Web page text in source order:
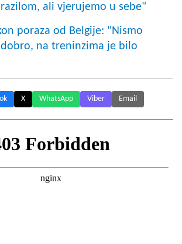
ali vjerujemo u sebe"
poraza od Belgije: "Nismo
na treninzima je bilo
X WhatsApp Viber Email